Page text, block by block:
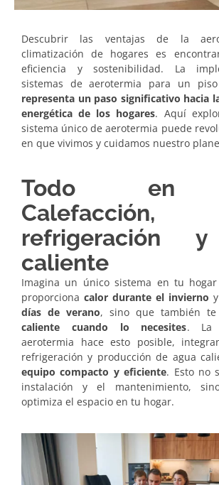
Descubrir las ventajas de la
climatización de hogares es
eficiencia y sostenibilidad. La
sistemas de aerotermia para un
representa un paso significativo hacia
energética de los hogares. Aquí
sistema único de aerotermia puede
en que vivimos y cuidamos nuestro
Todo en
Calefacción,
refrigeración
caliente
Imagina un único sistema en tu
proporciona calor durante el invierno y
días de verano, sino que también te
caliente cuando lo necesites. La
aerotermia hace esto posible,
refrigeración y producción de agua
equipo compacto y eficiente. Esto no
instalación y el mantenimiento,
optimiza el espacio en tu hogar.